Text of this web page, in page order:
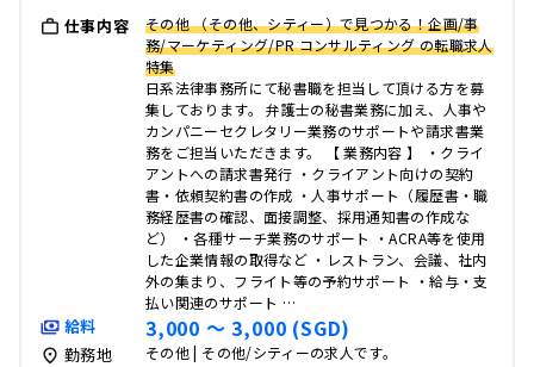
仕事内容
その他 （その他、シティー）で見つかる！企画/事
務/マーケティング/PR コンサルティング の転職求人
特集
日系法律事務所にて秘書職を担当して頂ける方を募
集しております。 弁護士の秘書業務に加え、人事や
カンパニーセクレタリー業務のサポートや請求書業
務をご担当いただきます。 【 業務内容 】 ・クライ
アントへの請求書発行 ・クライアント向けの契約
書・依頼契約書の作成 ・人事サポート（履歴書・職
務経歴書の確認、面接調整、採用通知書の作成な
ど） ・各種サーチ業務のサポート ・ACRA等を使用
した企業情報の取得など ・レストラン、会議、社内
外の集まり、フライト等の予約サポート ・給与・支
払い関連のサポート …
給料 3,000 〜 3,000 (SGD)
勤務地 その他 | その他/シティーの求人です。